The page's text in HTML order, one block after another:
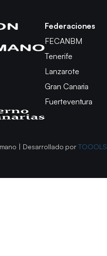
Federaciones
FECANBM
Tenerife
Lanzarote
Gran Canaria
Fuerteventura
| Desarrollado porTOOOLS